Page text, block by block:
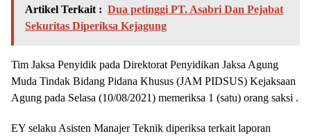
Artikel Terkait : Dua petinggi PT. Asabri Dan Pejabat
Sekuritas Diperiksa Kejagung
Tim Jaksa Penyidik pada Direktorat Penyidikan Jaksa Agung
Muda Tindak Bidang Pidana Khusus (JAM PIDSUS) Kejaksaan
Agung pada Selasa (10/08/2021) memeriksa 1 (satu) orang saksi .
EY selaku Asisten Manajer Teknik diperiksa terkait laporan